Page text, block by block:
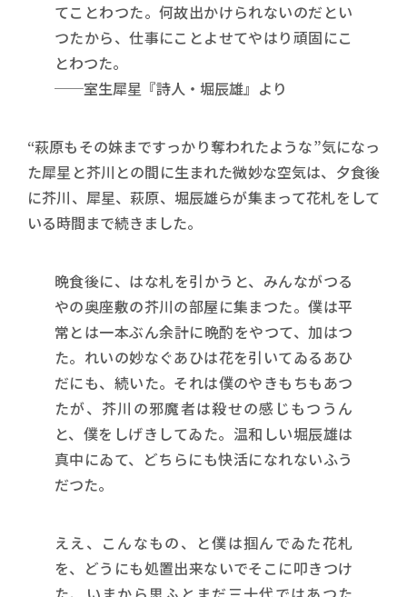
てことわつた。何故出かけられないのだとい
つたから、仕事にことよせてやはり頑固にこ
とわつた。
──室生犀星『詩人・堀辰雄』より
“萩原もその妹まですっかり奪われたような”気になっ
た犀星と芥川との間に生まれた微妙な空気は、夕食後
に芥川、犀星、萩原、堀辰雄らが集まって花札をして
いる時間まで続きました。
晩食後に、はな札を引かうと、みんながつる
やの奥座敷の芥川の部屋に集まつた。僕は平
常とは一本ぶん余計に晩酌をやつて、加はつ
た。れいの妙なぐあひは花を引いてゐるあひ
だにも、続いた。それは僕のやきもちもあつ
たが、芥川の邪魔者は殺せの感じもつうん
と、僕をしげきしてゐた。温和しい堀辰雄は
真中にゐて、どちらにも快活になれないふう
だつた。
ええ、こんなもの、と僕は掴んでゐた花札
を、どうにも処置出来ないでそこに叩きつけ